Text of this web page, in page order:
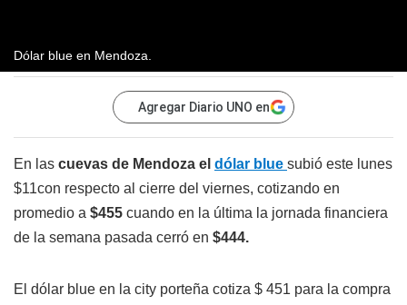
Dólar blue en Mendoza.
Agregar Diario UNO en
En las cuevas de Mendoza el dólar blue subió este lunes
$11con respecto al cierre del viernes, cotizando en
promedio a $455 cuando en la última la jornada financiera
de la semana pasada cerró en $444.
El dólar blue en la city porteña cotiza $ 451 para la compra